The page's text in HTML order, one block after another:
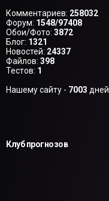
Комментариев: 258032
Форум: 1548/97408
Обои/Фото: 3872
Блог: 1321
Новостей: 24337
Файлов: 398
Тестов: 1
Нашему сайту - 7003 дней
Клуб прогнозов